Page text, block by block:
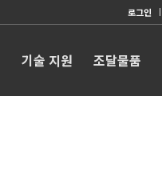
로그인
기술 지원 조달물품